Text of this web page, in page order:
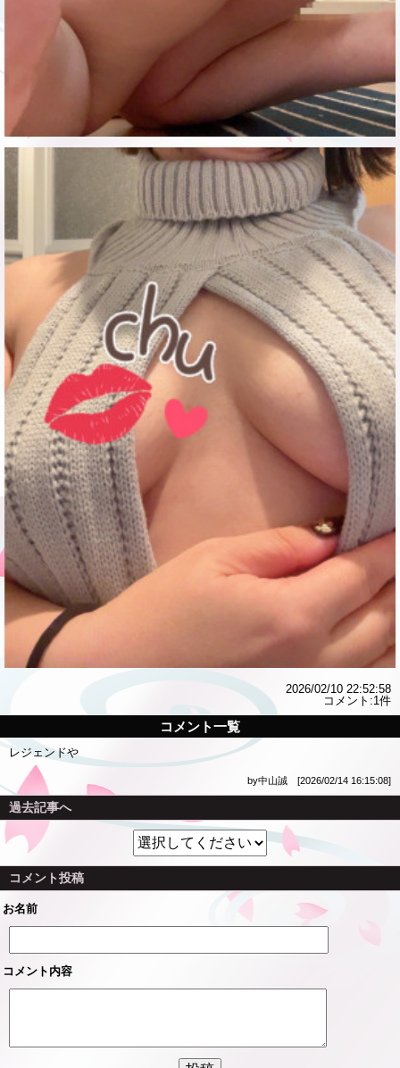
2026/02/10 22:52:58
コメント:1件
コメント一覧
レジェンドや
by中山誠 [2026/02/14 16:15:08]
過去記事へ
コメント投稿
お名前
コメント内容